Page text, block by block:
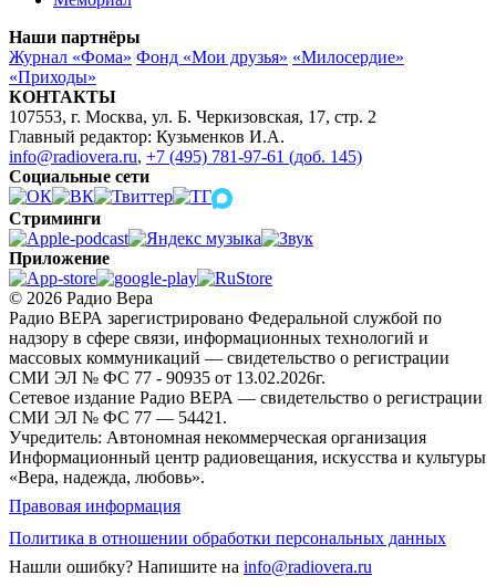
Наши партнёры
Журнал «Фома» Фонд «Мои друзья» «Милосердие»
«Приходы»
КОНТАКТЫ
107553, г. Москва, ул. Б. Черкизовская, 17, стр. 2
Главный редактор: Кузьменков И.А.
info@radiovera.ru, +7 (495) 781-97-61 (доб. 145)
Социальные сети
Стриминги
Приложение
© 2026 Радио Вера
Радио ВЕРА зарегистрировано Федеральной службой по
надзору в сфере связи, информационных технологий и
массовых коммуникаций — свидетельство о регистрации
СМИ ЭЛ № ФС 77 - 90935 от 13.02.2026г.
Сетевое издание Радио ВЕРА — свидетельство о регистрации
СМИ ЭЛ № ФС 77 — 54421.
Учредитель: Автономная некоммерческая организация
Информационный центр радиовещания, искусства и культуры
«Вера, надежда, любовь».
Правовая информация
Политика в отношении обработки персональных данных
Нашли ошибку? Напишите на info@radiovera.ru